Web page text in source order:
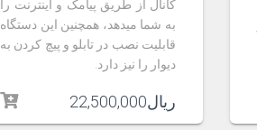
کانال از طریق پیامک و اینترنت را
به شما میدهد، همچنین این دستگاه
قابلیت نصب در تابلو و پیچ کردن به
دیوار را نیز دارد.
ریال22,500,000